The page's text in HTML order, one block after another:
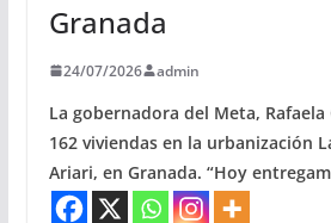
Granada
24/07/2026 admin
La gobernadora del Meta,
162 viviendas en la urbanización
Ariari, en Granada. “Hoy